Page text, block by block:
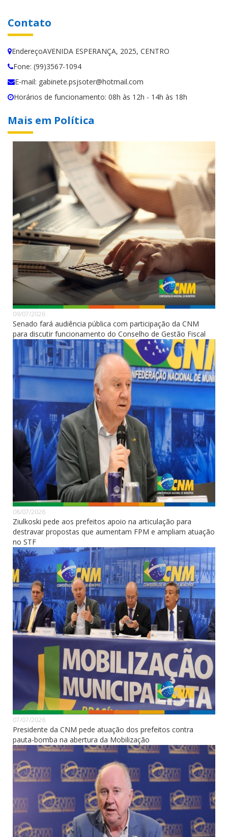
Contato
EndereçoAVENIDA ESPERANÇA, 2025, CENTRO
Fone: (99)3567-1094
E-mail: gabinete.psjsoter@hotmail.com
Horários de funcionamento: 08h às 12h - 14h às 18h
Mais em Política
09/07/2026
Senado fará audiência pública com participação da CNM
para discutir funcionamento do Conselho de Gestão Fiscal
08/07/2026
Ziulkoski pede aos prefeitos apoio na articulação para
destravar propostas que aumentam FPM e ampliam atuação
no STF
07/07/2026
Presidente da CNM pede atuação dos prefeitos contra
pauta-bomba na abertura da Mobilização